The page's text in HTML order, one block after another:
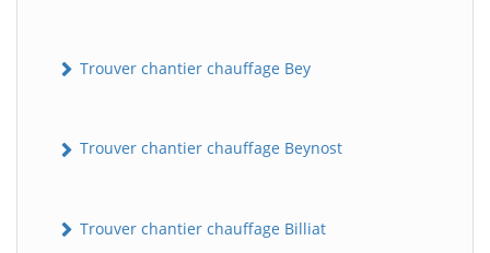
Trouver chantier chauffage Bey
Trouver chantier chauffage Beynost
Trouver chantier chauffage Billiat